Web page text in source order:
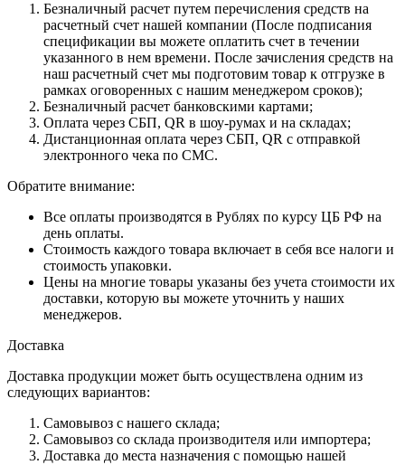
Безналичный расчет путем перечисления средств на
расчетный счет нашей компании (После подписания
спецификации вы можете оплатить счет в течении
указанного в нем времени. После зачисления средств на
наш расчетный счет мы подготовим товар к отгрузке в
рамках оговоренных с нашим менеджером сроков);
Безналичный расчет банковскими картами;
Оплата через СБП, QR в шоу-румах и на складах;
Дистанционная оплата через СБП, QR с отправкой
электронного чека по СМС.
Обратите внимание:
Все оплаты производятся в Рублях по курсу ЦБ РФ на
день оплаты.
Стоимость каждого товара включает в себя все налоги и
стоимость упаковки.
Цены на многие товары указаны без учета стоимости их
доставки, которую вы можете уточнить у наших
менеджеров.
Доставка
Доставка продукции может быть осуществлена одним из
следующих вариантов:
Самовывоз с нашего склада;
Самовывоз со склада производителя или импортера;
Доставка до места назначения с помощью нашей